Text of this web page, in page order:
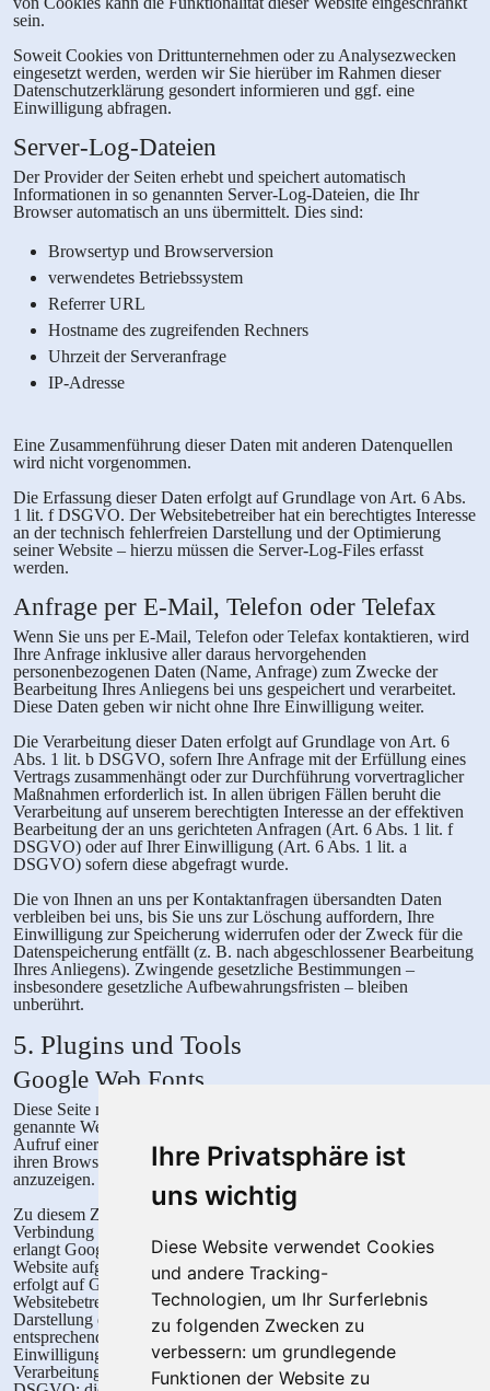
Ihre Privatsphäre ist
uns wichtig
Diese Website verwendet Cookies
und andere Tracking-
Technologien, um Ihr Surferlebnis
zu folgenden Zwecken zu
verbessern: um grundlegende
Funktionen der Website zu
sein.
Soweit Cookies von Drittunternehmen oder zu Analysezwecken
eingesetzt werden, werden wir Sie hierüber im Rahmen dieser
Datenschutzerklärung gesondert informieren und ggf. eine
Einwilligung abfragen.
Server-Log-Dateien
Der Provider der Seiten erhebt und speichert automatisch
Informationen in so genannten Server-Log-Dateien, die Ihr
Browser automatisch an uns übermittelt. Dies sind:
Browsertyp und Browserversion
verwendetes Betriebssystem
Referrer URL
Hostname des zugreifenden Rechners
Uhrzeit der Serveranfrage
IP-Adresse
Eine Zusammenführung dieser Daten mit anderen Datenquellen
wird nicht vorgenommen.
Die Erfassung dieser Daten erfolgt auf Grundlage von Art. 6 Abs.
1 lit. f DSGVO. Der Websitebetreiber hat ein berechtigtes Interesse
an der technisch fehlerfreien Darstellung und der Optimierung
seiner Website – hierzu müssen die Server-Log-Files erfasst
werden.
Anfrage per E-Mail, Telefon oder Telefax
Wenn Sie uns per E-Mail, Telefon oder Telefax kontaktieren, wird
Ihre Anfrage inklusive aller daraus hervorgehenden
personenbezogenen Daten (Name, Anfrage) zum Zwecke der
Bearbeitung Ihres Anliegens bei uns gespeichert und verarbeitet.
Diese Daten geben wir nicht ohne Ihre Einwilligung weiter.
Die Verarbeitung dieser Daten erfolgt auf Grundlage von Art. 6
Abs. 1 lit. b DSGVO, sofern Ihre Anfrage mit der Erfüllung eines
Vertrags zusammenhängt oder zur Durchführung vorvertraglicher
Maßnahmen erforderlich ist. In allen übrigen Fällen beruht die
Verarbeitung auf unserem berechtigten Interesse an der effektiven
Bearbeitung der an uns gerichteten Anfragen (Art. 6 Abs. 1 lit. f
DSGVO) oder auf Ihrer Einwilligung (Art. 6 Abs. 1 lit. a
DSGVO) sofern diese abgefragt wurde.
Die von Ihnen an uns per Kontaktanfragen übersandten Daten
verbleiben bei uns, bis Sie uns zur Löschung auffordern, Ihre
Einwilligung zur Speicherung widerrufen oder der Zweck für die
Datenspeicherung entfällt (z. B. nach abgeschlossener Bearbeitung
Ihres Anliegens). Zwingende gesetzliche Bestimmungen –
insbesondere gesetzliche Aufbewahrungsfristen – bleiben
unberührt.
5. Plugins und Tools
Google Web Fonts
Diese Seite nutzt zur einheitlichen Darstellung von Schriftarten so
genannte Web Fonts, die von Google bereitgestellt werden. Beim
Aufruf einer Seite lädt Ihr Browser die benötigten Web Fonts in
ihren Browsercache, um Texte und Schriftarten korrekt
anzuzeigen.
Zu diesem Zweck muss der von Ihnen verwendete Browser
Verbindung zu den Servern von Google aufnehmen. Hierdurch
erlangt Google Kenntnis darüber, dass über Ihre IP-Adresse diese
Website aufgerufen wurde. Die Nutzung von Google WebFonts
erfolgt auf Grundlage von Art. 6 Abs. 1 lit. f DSGVO. Der
Websitebetreiber hat ein berechtigtes Interesse an der einheitlichen
Darstellung des Schriftbildes auf seiner Website. Sofern eine
entsprechende Einwilligung abgefragt wurde (z. B. eine
Einwilligung zur Speicherung von Cookies), erfolgt die
Verarbeitung ausschließlich auf Grundlage von Art. 6 Abs. 1 lit. a